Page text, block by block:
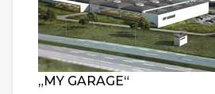
„MY GARAGE“